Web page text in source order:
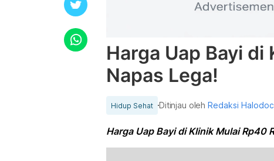
Harga Uap Bayi di
Napas Lega!
Hidup Sehat Ditinjau olehRedaksi Halodoc
Harga Uap Bayi di Klinik Mulai Rp40